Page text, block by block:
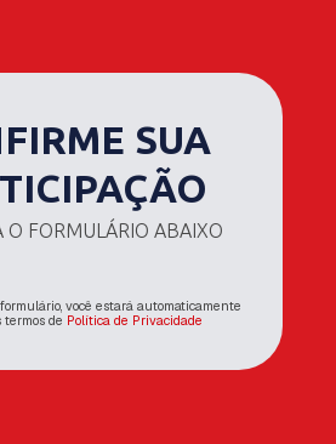
SUA
O FORMULÁRIO ABAIXO
você estará automaticamente
termos de Política de Privacidade